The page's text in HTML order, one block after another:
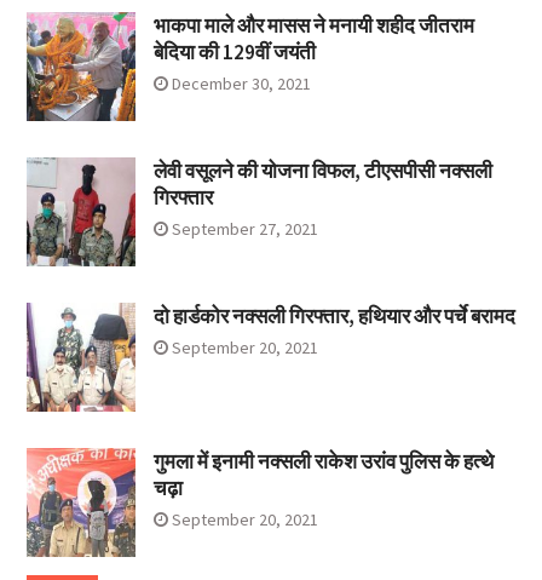
भाकपा माले और मासस ने मनायी शहीद जीतराम
बेदिया की 129वीं जयंती
December 30, 2021
लेवी वसूलने की योजना विफल, टीएसपीसी नक्सली
गिरफ्तार
September 27, 2021
दो हार्डकोर नक्सली गिरफ्तार, हथियार और पर्चे बरामद
September 20, 2021
गुमला में इनामी नक्सली राकेश उरांव पुलिस के हत्थे
चढ़ा
September 20, 2021